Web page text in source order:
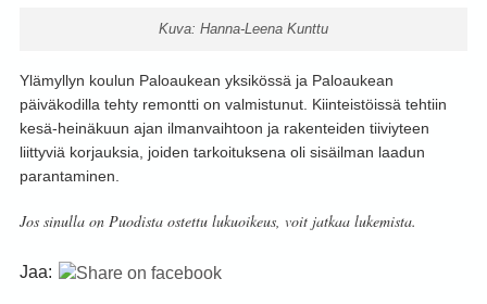
Kuva: Hanna-Leena Kunttu
Ylämyllyn koulun Paloaukean yksikössä ja Paloaukean
päiväkodilla tehty remontti on valmistunut. Kiinteistöissä tehtiin
kesä-heinäkuun ajan ilmanvaihtoon ja rakenteiden tiiviyteen
liittyviä korjauksia, joiden tarkoituksena oli sisäilman laadun
parantaminen.
Jos sinulla on Puodista ostettu lukuoikeus, voit jatkaa lukemista.
Jaa: